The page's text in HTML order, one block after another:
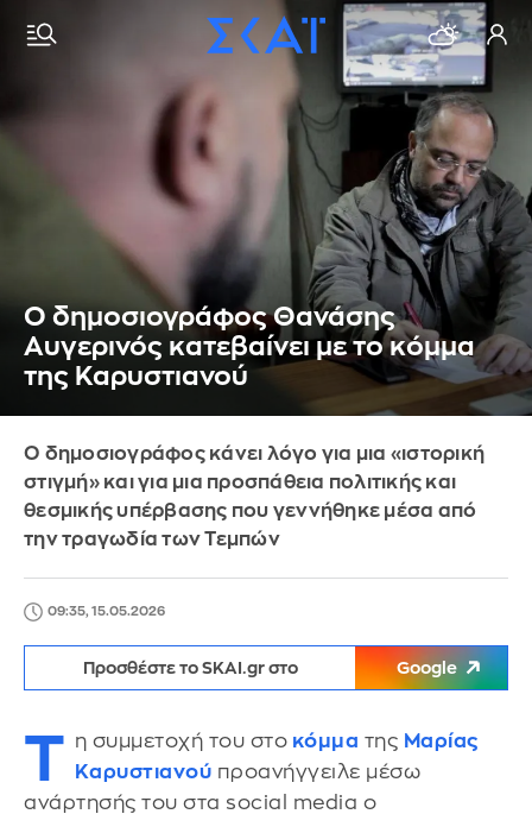
Ο δημοσιογράφος Θανάσης
Αυγερινός κατεβαίνει με το κόμμα
της Καρυστιανού
Ο δημοσιογράφος κάνει λόγο για μια «ιστορική
στιγμή» και για μια προσπάθεια πολιτικής και
θεσμικής υπέρβασης που γεννήθηκε μέσα από
την τραγωδία των Τεμπών
09:35, 15.05.2026
Προσθέστε το SKAI.gr στο Google
Τ η συμμετοχή του στο κόμμα της Μαρίας
Καρυστιανού προανήγγειλε μέσω
ανάρτησής του στα social media ο